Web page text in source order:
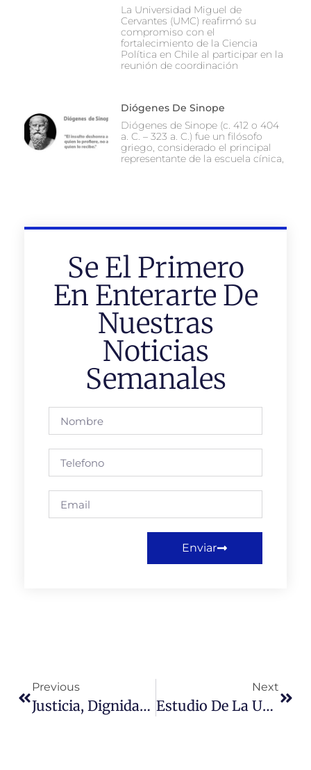
La Universidad Miguel de
Cervantes (UMC) reafirmó su
compromiso con el
fortalecimiento de la Ciencia
Política en Chile al participar en la
reunión de coordinación
Diógenes De Sinope
Diógenes de Sinope (c. 412 o 404
a. C. – 323 a. C.) fue un filósofo
griego, considerado el principal
representante de la escuela cínica,
Se El Primero
En Enterarte De
Nuestras
Noticias
Semanales
Enviar
Previous
Justicia, Dignidad Y Posibilidades Humanas: El Enfoque De Las Capacidades En La Filosofía Política De Martha C. Nussbaum
Next
Estudio De La Universidad Miguel De Cervantes Concluye Que Chile No Vive Una Crisis Democrática, Pero Detecta Retrocesos En Áreas Relevantes